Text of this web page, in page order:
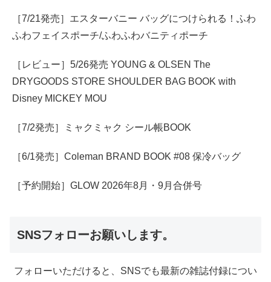
［7/21発売］エスターバニー バッグにつけられる！ふわ
ふわフェイスポーチ/ふわふわバニティポーチ
［レビュー］5/26発売 YOUNG & OLSEN The
DRYGOODS STORE SHOULDER BAG BOOK with
Disney MICKEY MOU
［7/2発売］ミャクミャク シール帳BOOK
［6/1発売］Coleman BRAND BOOK #08 保冷バッグ
［予約開始］GLOW 2026年8月・9月合併号
SNSフォローお願いします。
フォローいただけると、SNSでも最新の雑誌付録につい